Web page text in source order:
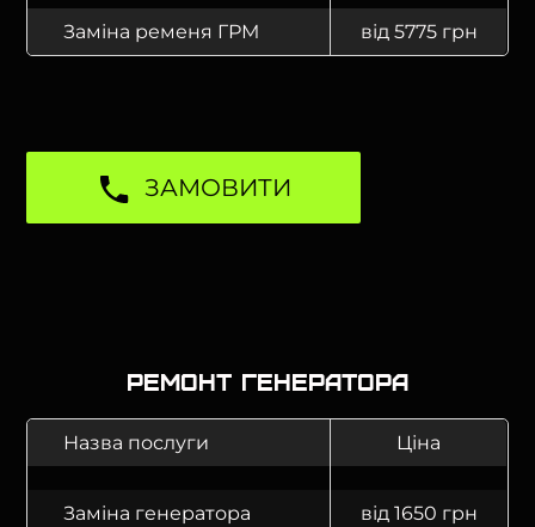
Заміна ременя ГРМ від 5775 грн
ЗАМОВИТИ
Ремонт генератора
Назва послуги Ціна
Заміна генератора від 1650 грн